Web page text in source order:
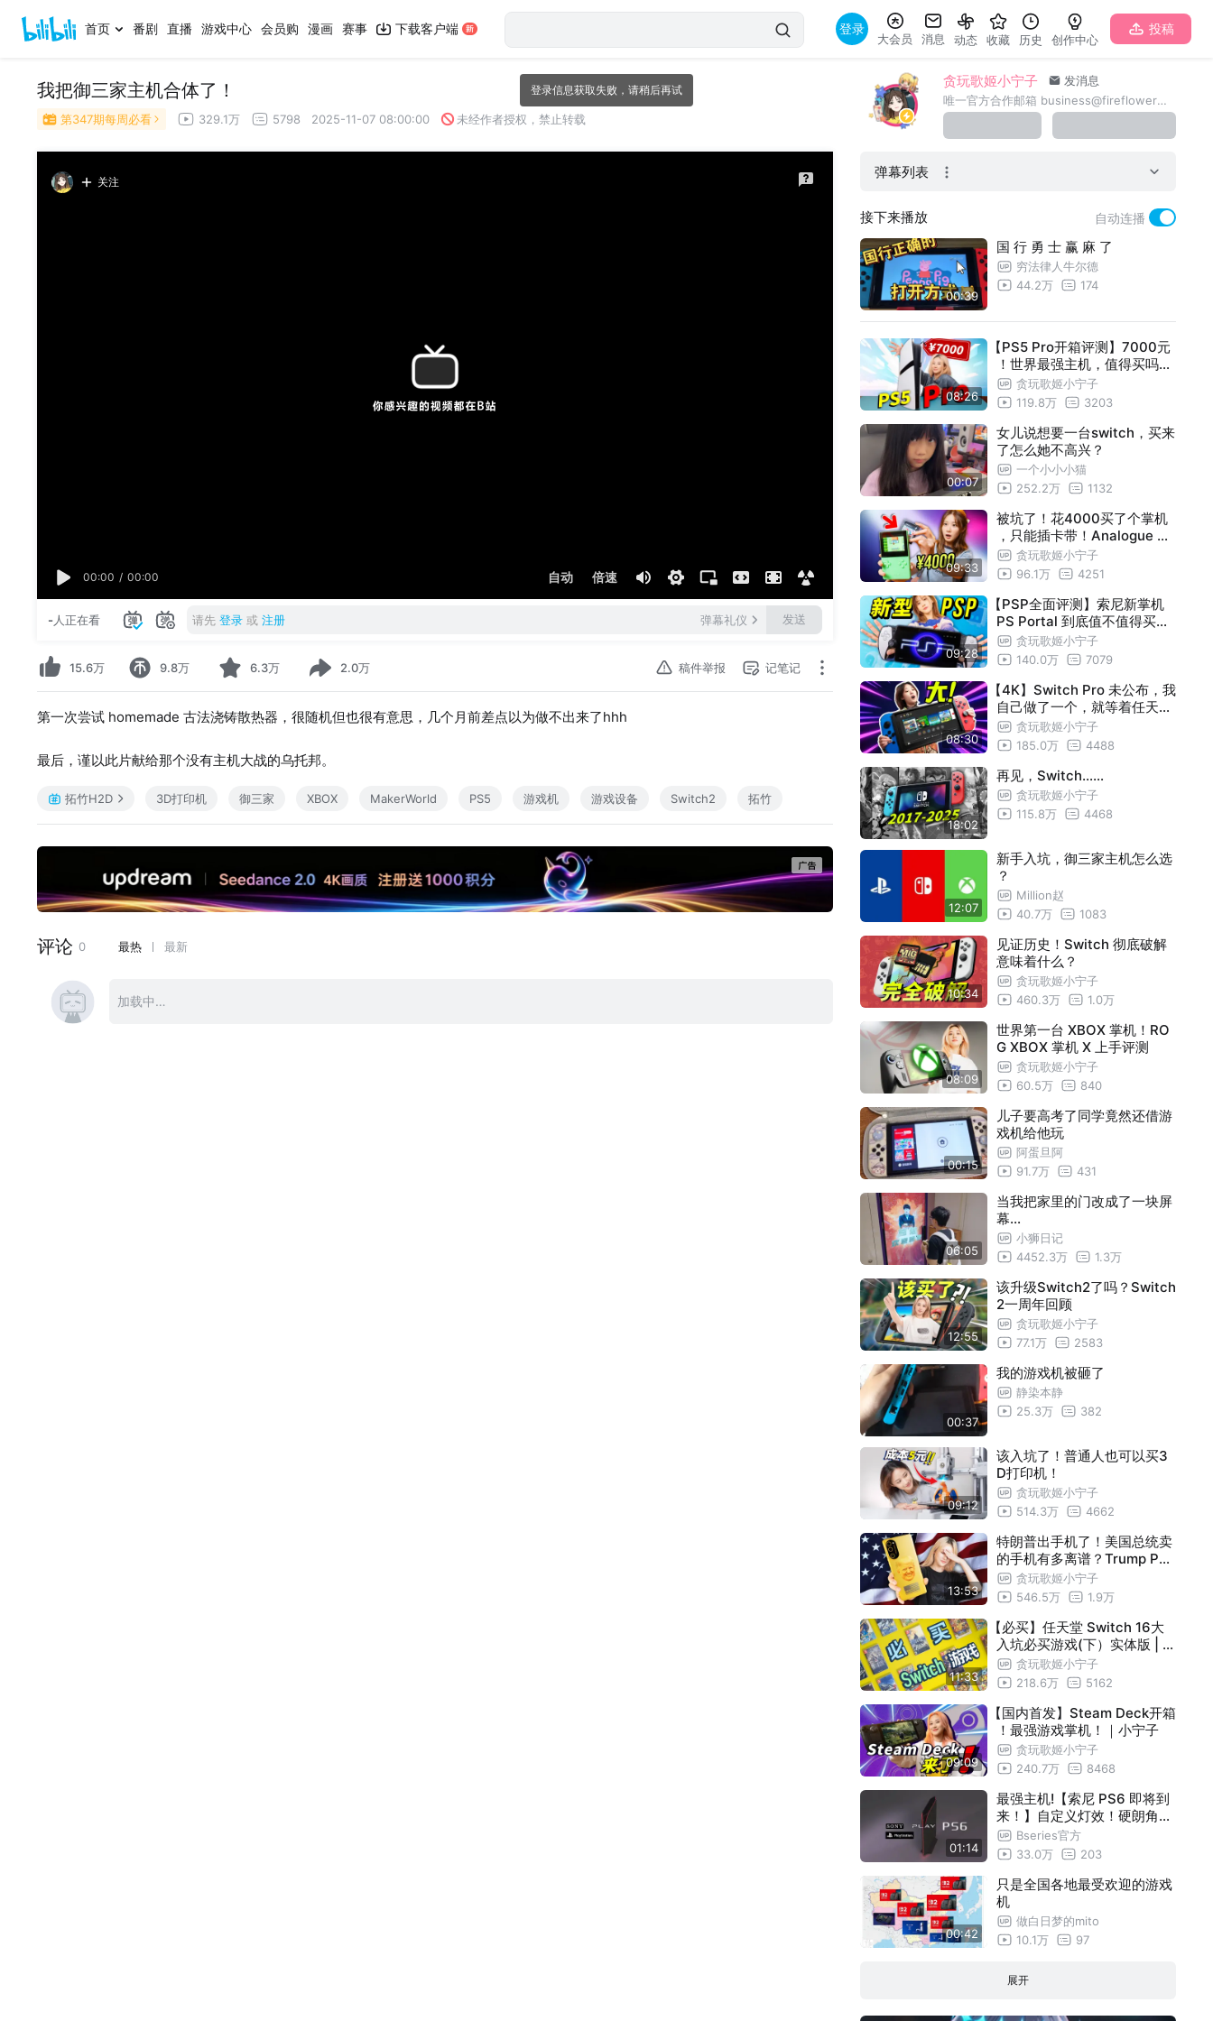
首页 番剧 直播 游戏中心 会员购 漫画 赛事 下载客户端 登录
大会员 消息 动态 收藏 历史 创作中心
投稿
我把御三家主机合体了！
第347期每周必看 329.1万 5798 2025-11-07 08:00:00 未经作者授权，禁止转载
关注
00:00 / 00:00 自动 倍速
-人正在看 请先 登录 或 注册 弹幕礼仪 发送
15.6万 9.8万 6.3万 2.0万 稿件举报 记笔记
第一次尝试 homemade 古法浇铸散热器，很随机但也很有意思，几个月前差点以为做不出来了hhh
最后，谨以此片献给那个没有主机大战的乌托邦。
拓竹H2D 3D打印机 御三家 XBOX MakerWorld PS5 游戏机 游戏设备 Switch2 拓竹
贪玩歌姬小宁子
发消息
唯一官方合作邮箱 business@fireflowermedia.com【简历投递】hr@fireflowermedia.com
弹幕列表
接下来播放 自动连播
00:39
国 行 勇 士 赢 麻 了
穷法律人牛尔德
44.2万
174
08:26
【PS5 Pro开箱评测】7000元
！世界最强主机，值得买吗？
丨小宁子
贪玩歌姬小宁子
119.8万
3203
00:07
女儿说想要一台switch，买来
了怎么她不高兴？
一个小小小猫
252.2万
1132
09:33
被坑了！花4000买了个掌机
，只能插卡带！Analogue Po
cket 开箱
贪玩歌姬小宁子
96.1万
4251
09:28
【PSP全面评测】索尼新掌机
PS Portal 到底值不值得买？
PlayStation Portal 延迟画质
完整测试！｜小宁子
贪玩歌姬小宁子
140.0万
7079
08:30
【4K】Switch Pro 未公布，我
自己做了一个，就等着任天堂
给我发律师函了 ｜小宁子
贪玩歌姬小宁子
185.0万
4488
18:02
再见，Switch……
贪玩歌姬小宁子
115.8万
4468
12:07
新手入坑，御三家主机怎么选
？
Million赵
40.7万
1083
10:34
见证历史！Switch 彻底破解
意味着什么？
贪玩歌姬小宁子
460.3万
1.0万
08:09
世界第一台 XBOX 掌机！RO
G XBOX 掌机 X 上手评测
贪玩歌姬小宁子
60.5万
840
00:15
儿子要高考了同学竟然还借游
戏机给他玩
阿蛋旦阿
91.7万
431
06:05
当我把家里的门改成了一块屏
幕...
小狮日记
4452.3万
1.3万
12:55
该升级Switch2了吗？Switch
2一周年回顾
贪玩歌姬小宁子
77.1万
2583
00:37
我的游戏机被砸了
静染本静
25.3万
382
09:12
该入坑了！普通人也可以买3
D打印机！
贪玩歌姬小宁子
514.3万
4662
13:53
特朗普出手机了！美国总统卖
的手机有多离谱？Trump Pho
ne 开箱
贪玩歌姬小宁子
546.5万
1.9万
11:33
【必买】任天堂 Switch 16大
入坑必买游戏(下）实体版 | 小
宁子贪玩歌姬小宁子
218.6万
5162
09:09
【国内首发】Steam Deck开箱
！最强游戏掌机！｜小宁子
贪玩歌姬小宁子
240.7万
8468
01:14
最强主机!【索尼 PS6 即将到
来！】自定义灯效！硬朗角边
！光追性能！
Bseries官方
33.0万
203
00:42
只是全国各地最受欢迎的游戏
机
做白日梦的mito
10.1万
97
展开